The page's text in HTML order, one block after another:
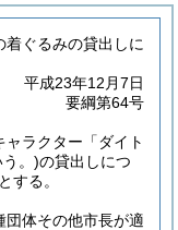
ぐるみの貸出しに
平成23年12月7日
要綱第64号
ラクター「ダイト
。)の貸出しにつ
する。
団体その他市長が適